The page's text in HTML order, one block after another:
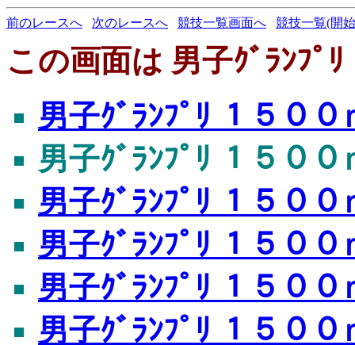
前のレースへ 次のレースへ 競技一覧画面へ 競技一覧(開
この画面は 男子ｸﾞﾗﾝﾌﾟ
男子ｸﾞﾗﾝﾌﾟﾘ １５００
男子ｸﾞﾗﾝﾌﾟﾘ １５００
男子ｸﾞﾗﾝﾌﾟﾘ １５００
男子ｸﾞﾗﾝﾌﾟﾘ １５００
男子ｸﾞﾗﾝﾌﾟﾘ １５００
男子ｸﾞﾗﾝﾌﾟﾘ １５０